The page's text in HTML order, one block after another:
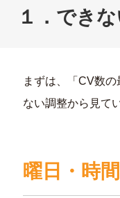
１．でき
まずは、「CV数
ない調整から見て
曜日 ・時